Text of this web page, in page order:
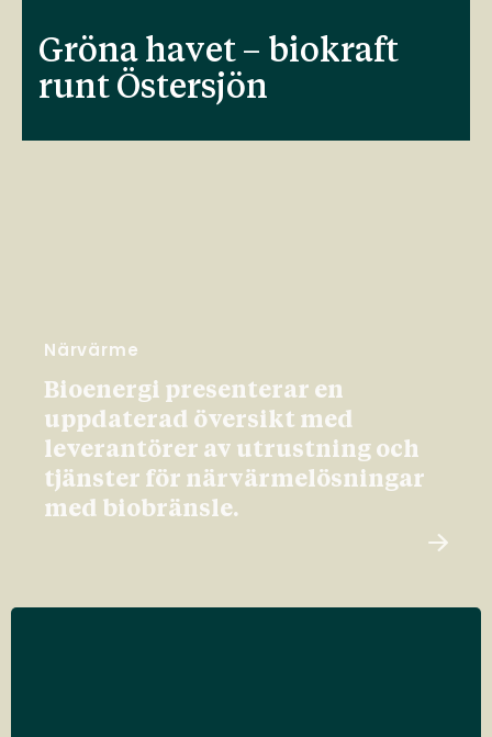
Gröna havet – biokraft
runt Östersjön
Närvärme
Bioenergi presenterar en
uppdaterad översikt med
leverantörer av utrustning och
tjänster för närvärmelösningar
med biobränsle.